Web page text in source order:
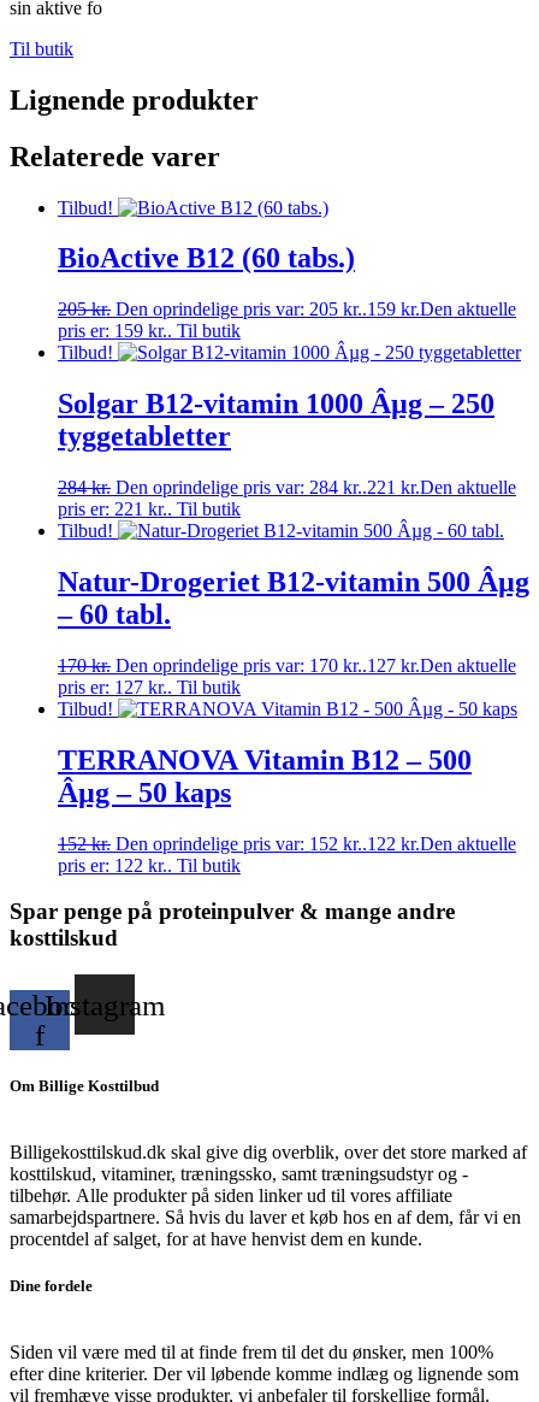
sin aktive fo
Til butik
Lignende produkter
Relaterede varer
Tilbud!
BioActive B12 (60 tabs.)
205kr. Den oprindelige pris var: 205 kr..159 kr.Den aktuelle
pris er: 159 kr.. Til butik
Tilbud!
Solgar B12-vitamin 1000 Âµg – 250
tyggetabletter
284kr. Den oprindelige pris var: 284 kr..221 kr.Den aktuelle
pris er: 221 kr.. Til butik
Tilbud!
Natur-Drogeriet B12-vitamin 500 Âµg
– 60 tabl.
170kr. Den oprindelige pris var: 170 kr..127 kr.Den aktuelle
pris er: 127 kr.. Til butik
Tilbud!
TERRANOVA Vitamin B12 – 500
Âµg – 50 kaps
152kr. Den oprindelige pris var: 152 kr..122 kr.Den aktuelle
pris er: 122 kr.. Til butik
Spar penge på proteinpulver & mange andre
kosttilskud
f
Instagram
Om Billige Kosttilbud
Billigekosttilskud.dk skal give dig overblik, over det store marked af
kosttilskud, vitaminer, træningssko, samt træningsudstyr og -
tilbehør. Alle produkter på siden linker ud til vores affiliate
samarbejdspartnere. Så hvis du laver et køb hos en af dem, får vi en
procentdel af salget, for at have henvist dem en kunde.
Dine fordele
Siden vil være med til at finde frem til det du ønsker, men 100%
efter dine kriterier. Der vil løbende komme indlæg og lignende som
vil fremhæve visse produkter, vi anbefaler til forskellige formål.